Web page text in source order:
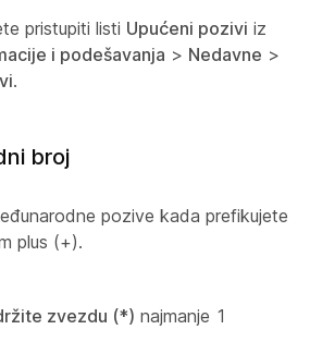
pristupiti listi Upućeni pozivi iz
i podešavanja > Nedavne >
.
broj
pozive kada prefikujete
plus (+).
zvezdu (*) najmanje 1